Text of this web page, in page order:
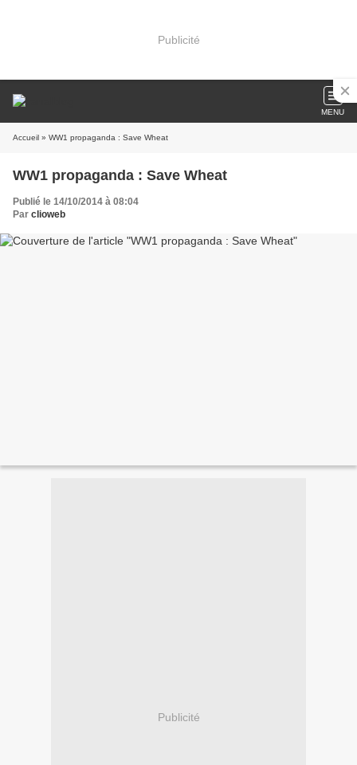
Publicité
MENU
Accueil » WW1 propaganda : Save Wheat
WW1 propaganda : Save Wheat
Publié le 14/10/2014 à 08:04
Par clioweb
Publicité